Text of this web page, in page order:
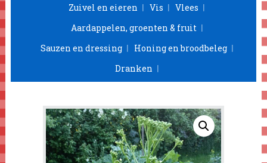
Zuivel en eieren
Vis
Vlees
Aardappelen, groenten & fruit
Sauzen en dressing
Honing en broodbeleg
Dranken